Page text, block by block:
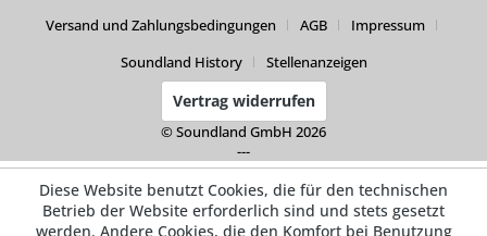
Versand und Zahlungsbedingungen
AGB
Impressum
Soundland History
Stellenanzeigen
Vertrag widerrufen
© Soundland GmbH 2026
---
Diese Website benutzt Cookies, die für den technischen
Betrieb der Website erforderlich sind und stets gesetzt
werden. Andere Cookies, die den Komfort bei Benutzung